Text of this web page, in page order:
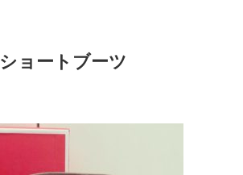
ショートブーツ